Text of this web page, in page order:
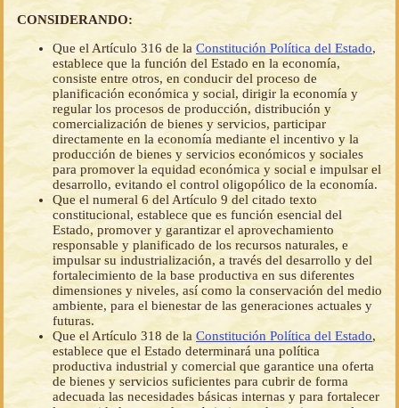
CONSIDERANDO:
Que el Artículo 316 de la Constitución Política del Estado,
establece que la función del Estado en la economía,
consiste entre otros, en conducir del proceso de
planificación económica y social, dirigir la economía y
regular los procesos de producción, distribución y
comercialización de bienes y servicios, participar
directamente en la economía mediante el incentivo y la
producción de bienes y servicios económicos y sociales
para promover la equidad económica y social e impulsar el
desarrollo, evitando el control oligopólico de la economía.
Que el numeral 6 del Artículo 9 del citado texto
constitucional, establece que es función esencial del
Estado, promover y garantizar el aprovechamiento
responsable y planificado de los recursos naturales, e
impulsar su industrialización, a través del desarrollo y del
fortalecimiento de la base productiva en sus diferentes
dimensiones y niveles, así como la conservación del medio
ambiente, para el bienestar de las generaciones actuales y
futuras.
Que el Artículo 318 de la Constitución Política del Estado,
establece que el Estado determinará una política
productiva industrial y comercial que garantice una oferta
de bienes y servicios suficientes para cubrir de forma
adecuada las necesidades básicas internas y para fortalecer